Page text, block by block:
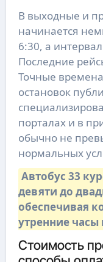
В выходные и
начинается
6:30, а
Последние
Точные
остановок
порталах и в
обычно не
нормальных
Автобус 33
девяти до
обеспечивая
утренние часы
Стоимость